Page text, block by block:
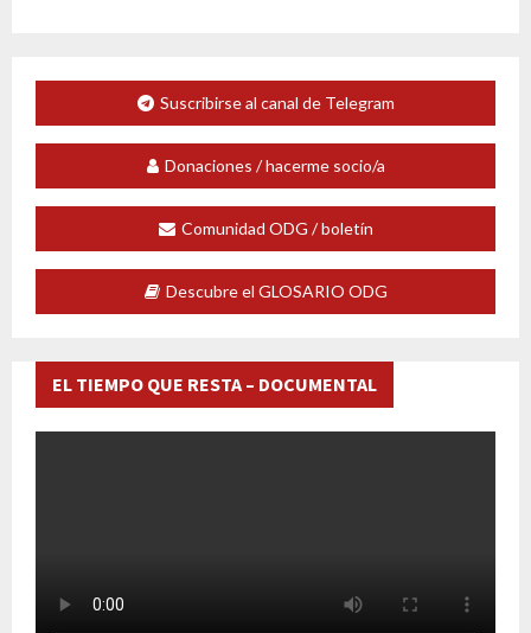
Suscribirse al canal de Telegram
Donaciones / hacerme socio/a
Comunidad ODG / boletín
Descubre el GLOSARIO ODG
EL TIEMPO QUE RESTA – DOCUMENTAL